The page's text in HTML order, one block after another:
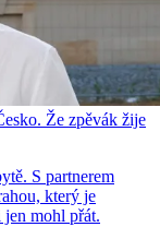
Že zpěvák žije
S partnerem
který je
jen mohl přát.